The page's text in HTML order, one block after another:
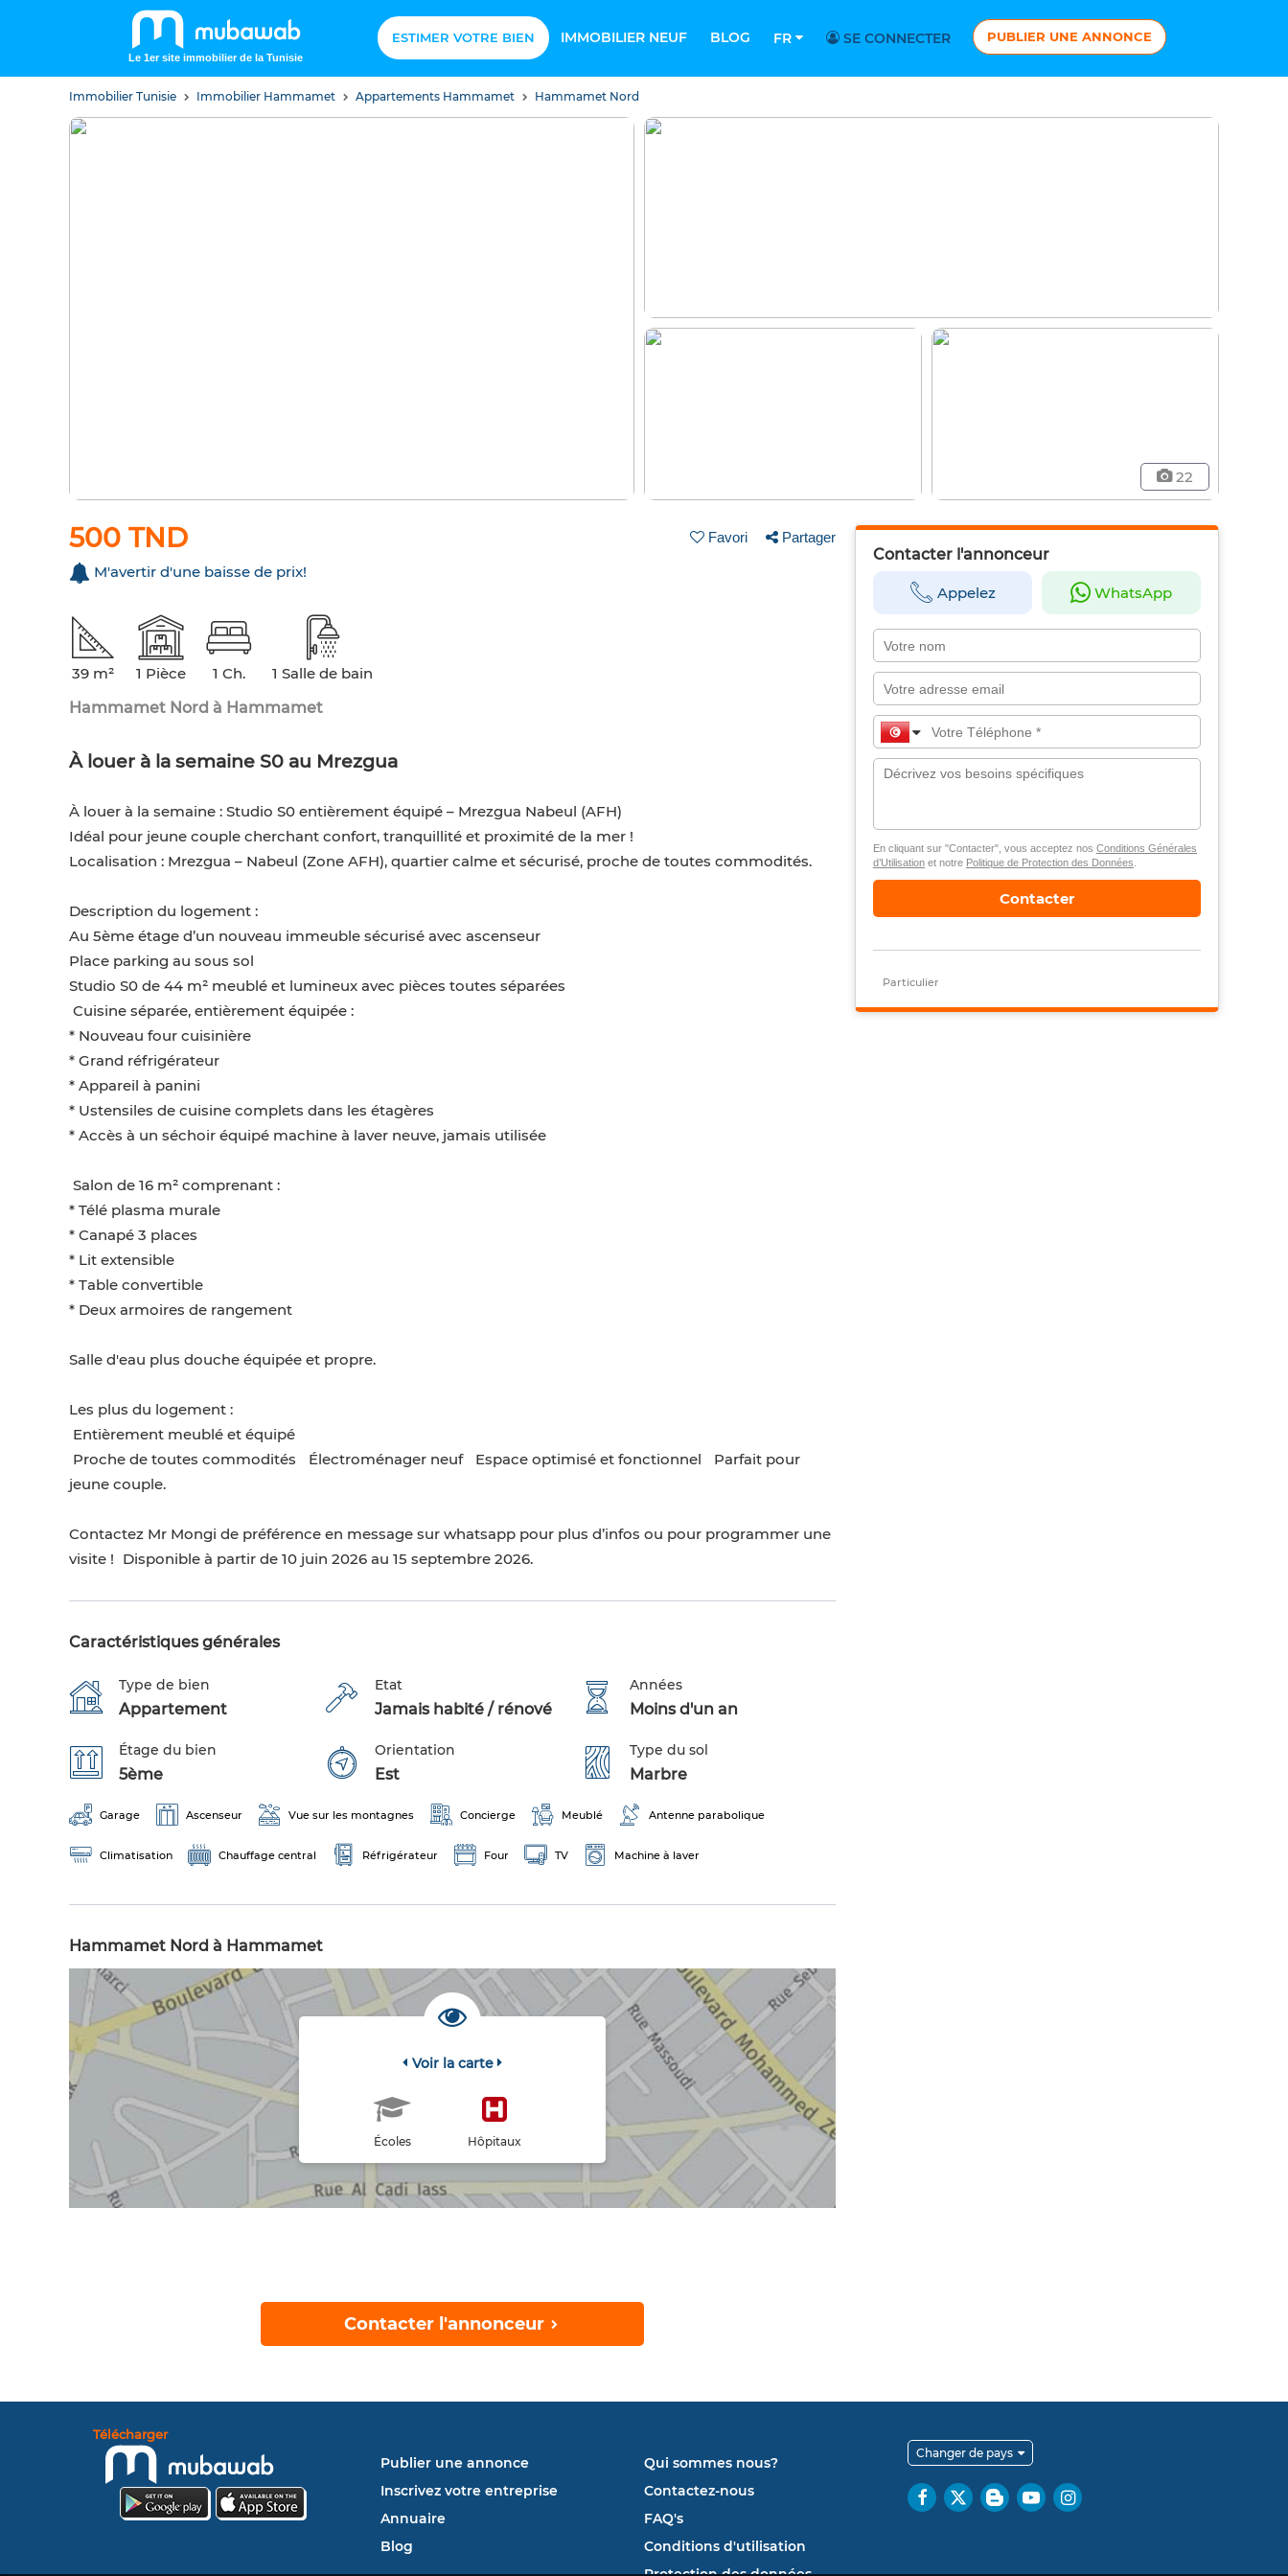
Le 1er site immobilier de la Tunisie
ESTIMER VOTRE BIEN IMMOBILIER NEUF BLOG FR SE CONNECTER PUBLIER UNE ANNONCE
Immobilier Tunisie Immobilier Hammamet Appartements Hammamet Hammamet Nord
22
500 TND Favori Partager
M'avertir d'une baisse de prix!
39 m² 1 Pièce 1 Ch.
1 Salle de bain
Hammamet Nord à Hammamet
À louer à la semaine S0 au Mrezgua
À louer à la semaine : Studio S0 entièrement équipé – Mrezgua Nabeul (AFH)
Idéal pour jeune couple cherchant confort, tranquillité et proximité de la mer !
Localisation : Mrezgua – Nabeul (Zone AFH), quartier calme et sécurisé, proche de toutes commodités.
Description du logement :
Au 5ème étage d’un nouveau immeuble sécurisé avec ascenseur
Place parking au sous sol
Studio S0 de 44 m² meublé et lumineux avec pièces toutes séparées
️ Cuisine séparée, entièrement équipée :
* Nouveau four cuisinière
* Grand réfrigérateur
* Appareil à panini
* Ustensiles de cuisine complets dans les étagères
* Accès à un séchoir équipé machine à laver neuve, jamais utilisée
️ Salon de 16 m² comprenant :
* Télé plasma murale
* Canapé 3 places
* Lit extensible
* Table convertible
* Deux armoires de rangement
Salle d'eau plus douche équipée et propre.
Les plus du logement :
️ Entièrement meublé et équipé
️ Proche de toutes commodités ️ Électroménager neuf ️ Espace optimisé et fonctionnel ️ Parfait pour
jeune couple.
Contactez Mr Mongi de préférence en message sur whatsapp pour plus d’infos ou pour programmer une
visite ! Disponible à partir de 10 juin 2026 au 15 septembre 2026.
Caractéristiques générales
Type de bien
Appartement
Etat
Jamais habité / rénové
Années
Moins d'un an
Étage du bien
5ème
Orientation
Est
Type du sol
Marbre
Garage Ascenseur Vue sur les montagnes Concierge Meublé Antenne parabolique
Climatisation Chauffage central Réfrigérateur Four TV Machine à laver
Hammamet Nord à Hammamet
Voir la carte
Écoles Hôpitaux
Contacter l'annonceur
Contacter l'annonceur
Appelez WhatsApp
En cliquant sur "Contacter", vous acceptez nos Conditions Générales
d’Utilisationet notre Politique de Protection des Données
Contacter
Particulier
Télécharger
Publier une annonce
Inscrivez votre entreprise
Annuaire
Blog
Qui sommes nous?
Contactez-nous
FAQ's
Conditions d'utilisation
Changer de pays